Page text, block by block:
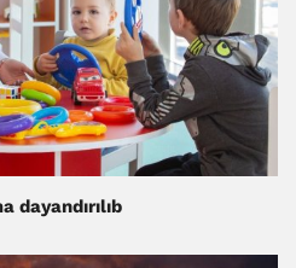
dayandırılıb